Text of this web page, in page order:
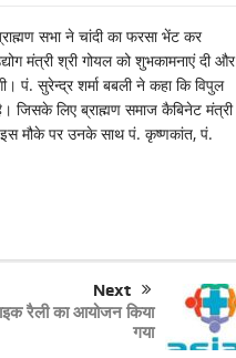
सभा ने चांदी का फरसा भेंट कर
मंत्री श्री गोयल को शुभकामनाएं दी और
पं. सुरेन्द्र शर्मा बबली ने कहा कि विपुल
जिसके लिए ब्राह्मण समाज कैबिनेट मंत्री
इस मौके पर उनके साथ पं. कृष्णकांत, पं.
Next
रैली का आयोजन किया
गया